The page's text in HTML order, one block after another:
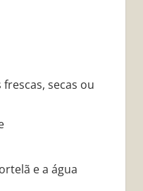
secas ou
e a água